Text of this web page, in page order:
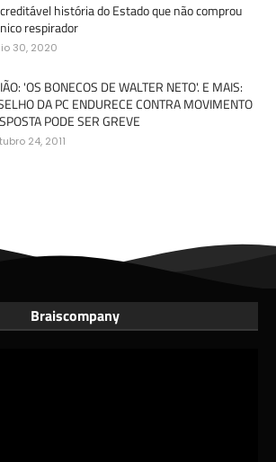
história do Estado que não comprou
respirador
30, 2020
'OS BONECOS DE WALTER NETO'. E MAIS:
DA PC ENDURECE CONTRA MOVIMENTO
PODE SER GREVE
24, 2011
Braiscompany